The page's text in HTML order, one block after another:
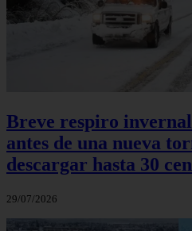
Breve respiro
antes de una nueva
descargar hasta 30
29/07/2026